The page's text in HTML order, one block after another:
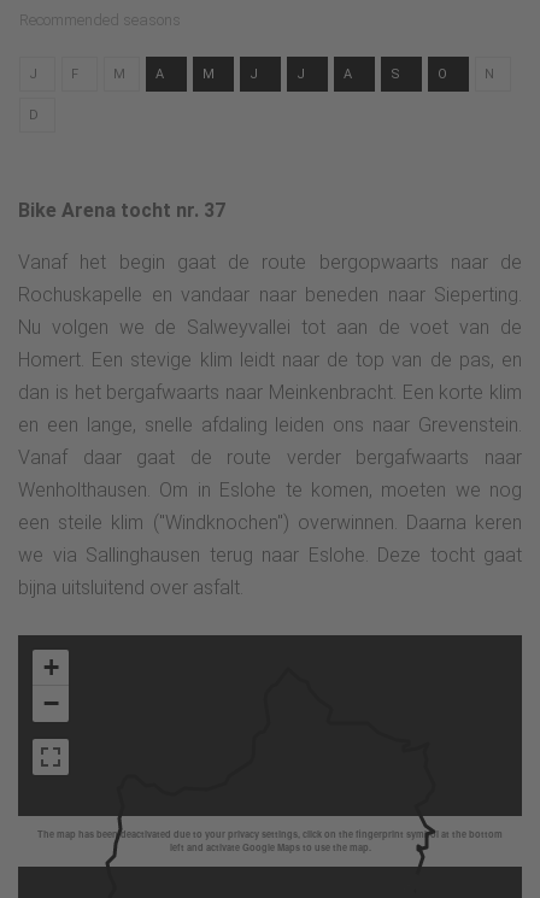
Recommended seasons
J F M A M J J A S O N
D
Bike Arena tocht nr. 37
Vanaf het begin gaat de route bergopwaarts naar de
Rochuskapelle en vandaar naar beneden naar Sieperting.
Nu volgen we de Salweyvallei tot aan de voet van de
Homert. Een stevige klim leidt naar de top van de pas, en
dan is het bergafwaarts naar Meinkenbracht. Een korte klim
en een lange, snelle afdaling leiden ons naar Grevenstein.
Vanaf daar gaat de route verder bergafwaarts naar
Wenholthausen. Om in Eslohe te komen, moeten we nog
een steile klim ("Windknochen") overwinnen. Daarna keren
we via Sallinghausen terug naar Eslohe. Deze tocht gaat
bijna uitsluitend over asfalt.
The map has been deactivated due to your privacy settings, click on the fingerprint symbol at the bottom
left and activate Google Maps to use the map.
+
−